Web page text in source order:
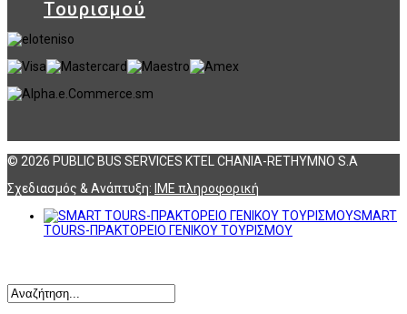
Τουρισμού
© 2026 PUBLIC BUS SERVICES KTEL CHANIA-RETHYMNO S.A
Σχεδιασμός & Ανάπτυξη: ΙΜΕ πληροφορική
SMART
TOURS-ΠΡΑΚΤΟΡΕΙΟ ΓΕΝΙΚΟΥ ΤΟΥΡΙΣΜΟΥ